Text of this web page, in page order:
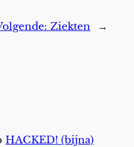
Ziekten →
HACKED! (bijna)